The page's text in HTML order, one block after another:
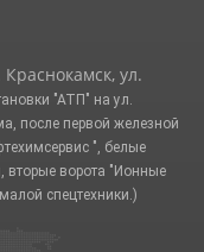
ул.
"АТП" на ул.
после первой железной
", белые
вторые ворота "Ионные
спецтехники.)